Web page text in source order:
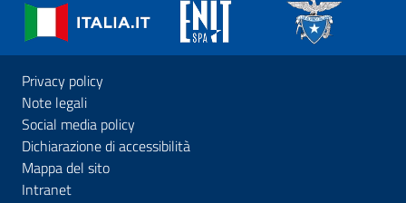
Privacy policy
Note legali
Social media policy
Dichiarazione di accessibilità
Mappa del sito
Intranet